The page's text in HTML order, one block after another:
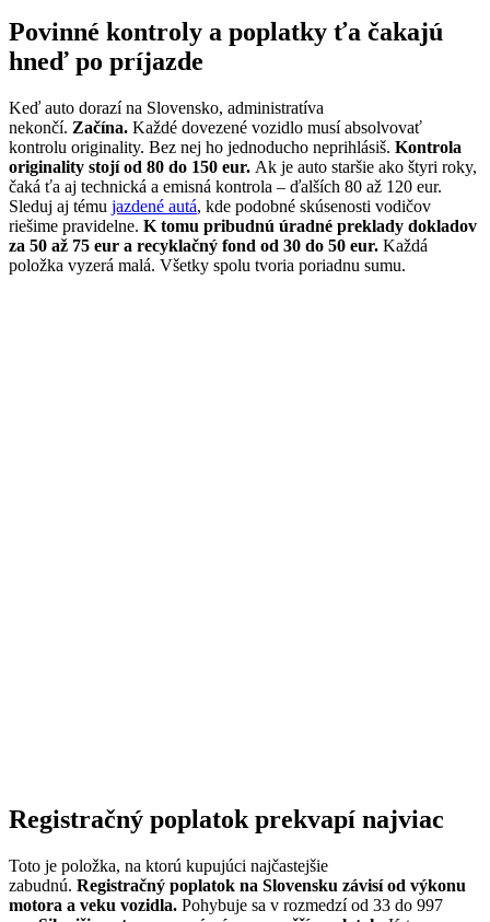
Povinné kontroly a poplatky ťa čakajú
hneď po príjazde
Keď auto dorazí na Slovensko, administratíva
nekončí. Začína. Každé dovezené vozidlo musí absolvovať
kontrolu originality. Bez nej ho jednoducho neprihlásiš. Kontrola
originality stojí od 80 do 150 eur. Ak je auto staršie ako štyri roky,
čaká ťa aj technická a emisná kontrola – ďalších 80 až 120 eur.
Sleduj aj tému jazdené autá, kde podobné skúsenosti vodičov
riešime pravidelne. K tomu pribudnú úradné preklady dokladov
za 50 až 75 eur a recyklačný fond od 30 do 50 eur. Každá
položka vyzerá malá. Všetky spolu tvoria poriadnu sumu.
Registračný poplatok prekvapí najviac
Toto je položka, na ktorú kupujúci najčastejšie
zabudnú. Registračný poplatok na Slovensku závisí od výkonu
motora a veku vozidla. Pohybuje sa v rozmedzí od 33 do 997